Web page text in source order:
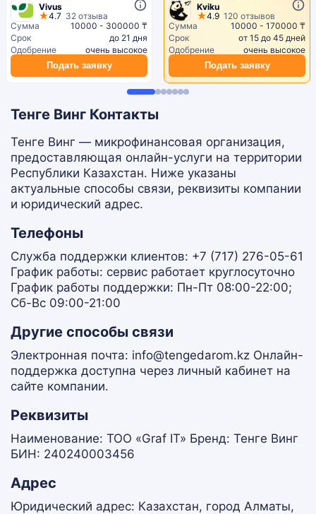
Vivus
4.7 32 отзыва
Сумма
10000 - 300000 ₸
Срок
до 21 дня
Одобрение
очень высокое
Подать заявку
Kviku
4.9 120 отзывов
Сумма
10000 - 170000 ₸
Срок
от 15 до 45 дней
Одобрение
очень высокое
Подать заявку
Тенге Винг Контакты
Тенге Винг — микрофинансовая организация,
предоставляющая онлайн-услуги на территории
Республики Казахстан. Ниже указаны
актуальные способы связи, реквизиты компании
и юридический адрес.
Телефоны
Служба поддержки клиентов: +7 (717) 276-05-61
График работы: сервис работает круглосуточно
График работы поддержки: Пн-Пт 08:00-22:00;
Сб-Вс 09:00-21:00
Другие способы связи
Электронная почта: info@tengedarom.kz Онлайн-
поддержка доступна через личный кабинет на
сайте компании.
Реквизиты
Наименование: ТОО «Graf IT» Бренд: Тенге Винг
БИН: 240240003456
Адрес
Юридический адрес: Казахстан, город Алматы,